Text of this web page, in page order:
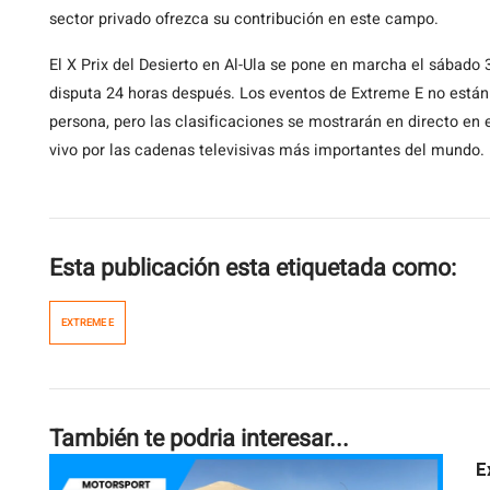
sector privado ofrezca su contribución en este campo.
El X Prix del Desierto en Al-Ula se pone en marcha el
disputa 24 horas después. Los eventos de Extreme E no
persona, pero las clasificaciones se mostrarán en directo
vivo por las cadenas televisivas más importantes del mundo.
Esta publicación esta etiquetada como:
EXTREME E
También te podria interesar...